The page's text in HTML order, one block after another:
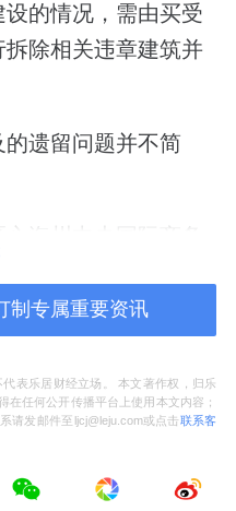
的情况，需由买受
除相关违章建筑并
遗留问题并不简
拍总价约为2.73亿
制专属重要资讯
表乐居财经立场。 本文著作权，归乐
在任何公开传播平台上使用本文内容；
请发邮件至ljcj@leju.com或点击联系客